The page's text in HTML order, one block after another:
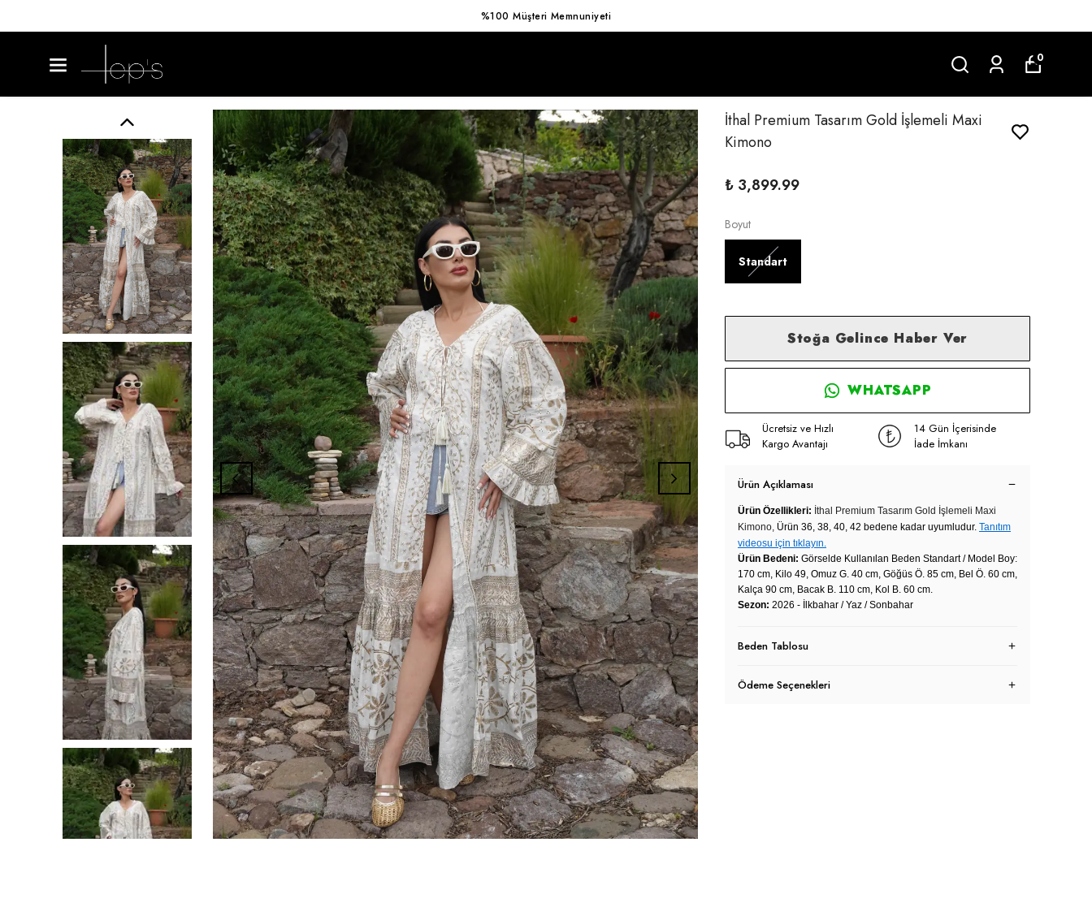
Hızlı Kargo Avantajı
0
İthal Premium Tasarım Gold İşlemeli Maxi
Kimono
₺ 3,899.99
Boyut
Standart
Stoğa Gelince Haber Ver
WHATSAPP
Ücretsiz ve Hızlı
Kargo Avantajı
14 Gün İçerisinde
İade İmkanı
Ürün Açıklaması
Ürün Özellikleri: İthal Premium Tasarım Gold İşlemeli Maxi
Kimono, Ürün 36, 38, 40, 42 bedene kadar uyumludur. Tanıtım
videosu için tıklayın.
Ürün Bedeni: Görselde Kullanılan Beden Standart / Model Boy:
170 cm, Kilo 49, Omuz G. 40 cm, Göğüs Ö. 85 cm, Bel Ö. 60 cm,
Kalça 90 cm, Bacak B. 110 cm, Kol B. 60 cm.
Sezon: 2026 - İlkbahar / Yaz / Sonbahar
Beden Tablosu
Ödeme Seçenekleri